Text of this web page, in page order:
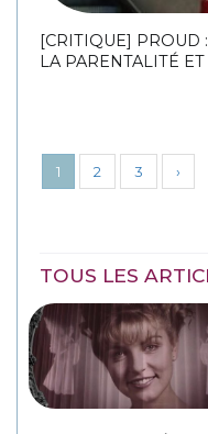
[CRITIQUE] PROUD
LA PARENTALITÉ
1 2 3 ›
TOUS LES